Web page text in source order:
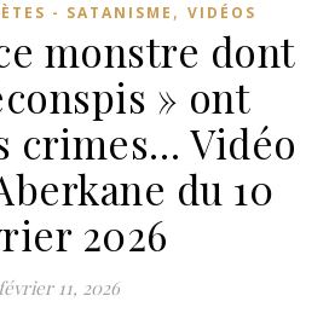
- SATANISME , VIDÉOS
monstre dont
» ont
crimes… Vidéo
du 10
2026
février 11, 2026